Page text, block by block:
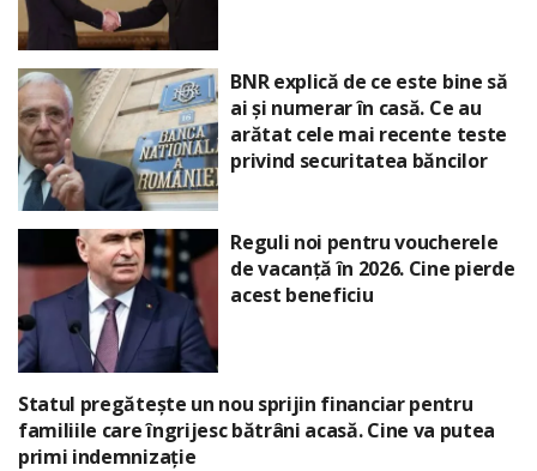
BNR explică de ce este bine să
ai și numerar în casă. Ce au
arătat cele mai recente teste
privind securitatea băncilor
Reguli noi pentru voucherele
de vacanță în 2026. Cine pierde
acest beneficiu
Statul pregătește un nou sprijin financiar pentru
familiile care îngrijesc bătrâni acasă. Cine va putea
primi indemnizație